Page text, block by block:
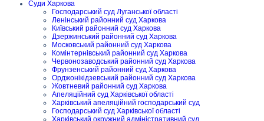
Суди Харкова
Господарський суд Луганської області
Ленінський районний суд Харкова
Київський районний суд Харкова
Дзержинський районний суд Харкова
Московський районний суд Харкова
Комінтернівський районний суд Харкова
Червонозаводський районний суд Харкова
Фрунзенський районний суд Харкова
Орджонікідзевський районний суд Харкова
Жовтневий районний суд Харкова
Апеляційний суд Харківської області
Харківський апеляційний господарський суд
Господарський суд Харківської області
Харківський окружний адміністративний суд